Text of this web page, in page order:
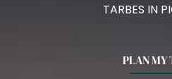
TARBES IN
PLAN MY